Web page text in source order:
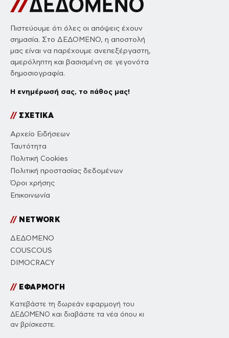
Πιστεύουμε ότι όλες οι απόψεις έχουν
σημασία. Στο ΔΕΔΟΜΕΝΟ, η αποστολή
μας είναι να παρέχουμε ανεπεξέργαστη,
αμερόληπτη και βασισμένη σε γεγονότα
δημοσιογραφία.
Η ενημέρωσή σας, το πάθος μας!
//ΣΧΕΤΙΚΑ
Αρχείο Ειδήσεων
Ταυτότητα
Πολιτική Cookies
Πολιτική προστασίας δεδομένων
Όροι χρήσης
Επικοινωνία
//NETWORK
ΔΕΔΟΜΕΝΟ
COUSCOUS
DIMOCRACY
//ΕΦΑΡΜΟΓΗ
Κατεβάστε τη δωρεάν εφαρμογή του
ΔΕΔΟΜΕΝΟ και διαβάστε τα νέα όπου κι
αν βρίσκεστε.